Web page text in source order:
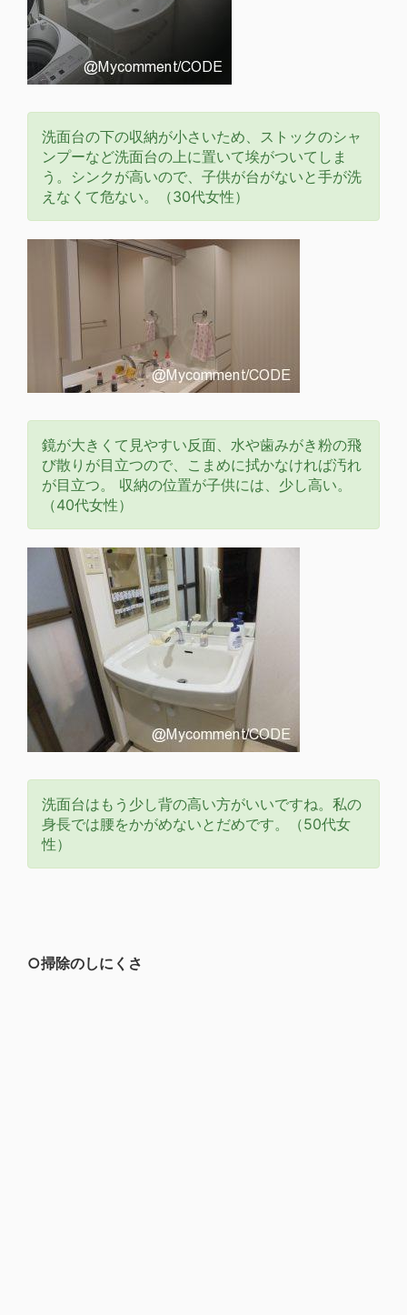
洗面台の下の収納が小さいため、ストックのシャ
ンプーなど洗面台の上に置いて埃がついてしま
う。シンクが高いので、子供が台がないと手が洗
えなくて危ない。（30代女性）
鏡が大きくて見やすい反面、水や歯みがき粉の飛
び散りが目立つので、こまめに拭かなければ汚れ
が目立つ。 収納の位置が子供には、少し高い。
（40代女性）
洗面台はもう少し背の高い方がいいですね。私の
身長では腰をかがめないとだめです。（50代女
性）
○掃除のしにくさ